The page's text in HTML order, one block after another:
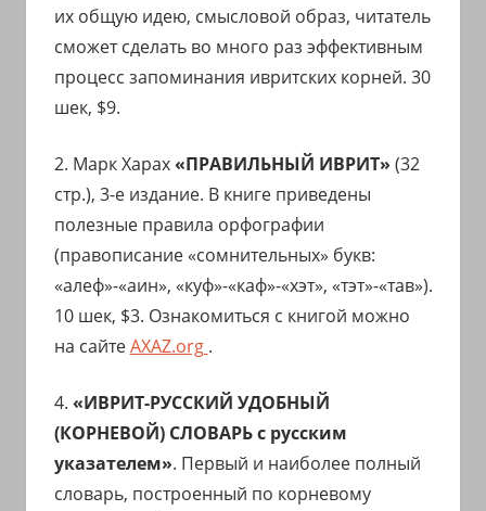
ивритих общую идею, смысловой образ, читатель
сможет сделать во много раз эффективным
процесс запоминания ивритских корней. 30
шек, $9.
2. Марк Харах«ПРАВИЛЬНЫЙ ИВРИТ» (32
стр.), 3-е издание. В книге приведены
полезные правила орфографии
(правописание «сомнительных» букв:
«алеф»-«аин», «куф»-«каф»-«хэт», «тэт»-«тав»).
10 шек, $3. Ознакомиться с книгой можно
на сайтеAXAZ.org .
4. «ИВРИТ-РУССКИЙ УДОБНЫЙ
(КОРНЕВОЙ) СЛОВАРЬ с русским
указателем». Первый и наиболее полный
словарь, построенный по корневому